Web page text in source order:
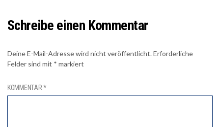
Schreibe einen Kommentar
Deine E-Mail-Adresse wird nicht veröffentlicht.Erforderliche
Felder sind mit * markiert
KOMMENTAR*